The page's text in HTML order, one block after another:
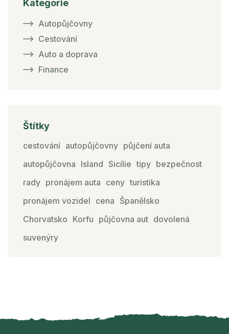
Kategorie
Autopůjčovny
Cestování
Auto a doprava
Finance
Štítky
cestování autopůjčovny půjčení auta
autopůjčovna Island Sicílie tipy bezpečnost
rady pronájem auta ceny turistika
pronájem vozidel cena Španělsko
Chorvatsko Korfu půjčovna aut dovolená
suvenýry